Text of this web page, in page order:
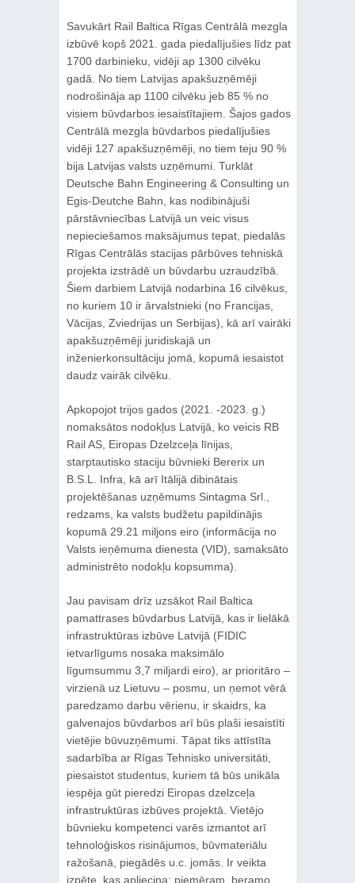
Savukārt Rail Baltica Rīgas Centrālā mezgla
izbūvē kopš 2021. gada piedalījušies līdz pat
1700 darbinieku, vidēji ap 1300 cilvēku
gadā. No tiem Latvijas apakšuzņēmēji
nodrošināja ap 1100 cilvēku jeb 85 % no
visiem būvdarbos iesaistītajiem. Šajos gados
Centrālā mezgla būvdarbos piedalījušies
vidēji 127 apakšuzņēmēji, no tiem teju 90 %
bija Latvijas valsts uzņēmumi. Turklāt
Deutsche Bahn Engineering & Consulting un
Egis-Deutche Bahn, kas nodibinājuši
pārstāvniecības Latvijā un veic visus
nepieciešamos maksājumus tepat, piedalās
Rīgas Centrālās stacijas pārbūves tehniskā
projekta izstrādē un būvdarbu uzraudzībā.
Šiem darbiem Latvijā nodarbina 16 cilvēkus,
no kuriem 10 ir ārvalstnieki (no Francijas,
Vācijas, Zviedrijas un Serbijas), kā arī vairāki
apakšuzņēmēji juridiskajā un
inženierkonsultāciju jomā, kopumā iesaistot
daudz vairāk cilvēku.
Apkopojot trijos gados (2021. -2023. g.)
nomaksātos nodokļus Latvijā, ko veicis RB
Rail AS, Eiropas Dzelzceļa līnijas,
starptautisko staciju būvnieki Bererix un
B.S.L. Infra, kā arī Itālijā dibinātais
projektēšanas uzņēmums Sintagma Srl.,
redzams, ka valsts budžetu papildinājis
kopumā 29.21 miljons eiro (informācija no
Valsts ieņēmuma dienesta (VID), samaksāto
administrēto nodokļu kopsumma).
Jau pavisam drīz uzsākot Rail Baltica
pamattrases būvdarbus Latvijā, kas ir lielākā
infrastruktūras izbūve Latvijā (FIDIC
ietvarlīgums nosaka maksimālo
līgumsummu 3,7 miljardi eiro), ar prioritāro –
virzienā uz Lietuvu – posmu, un ņemot vērā
paredzamo darbu vērienu, ir skaidrs, ka
galvenajos būvdarbos arī būs plaši iesaistīti
vietējie būvuzņēmumi. Tāpat tiks attīstīta
sadarbība ar Rīgas Tehnisko universitāti,
piesaistot studentus, kuriem tā būs unikāla
iespēja gūt pieredzi Eiropas dzelzceļa
infrastruktūras izbūves projektā. Vietējo
būvnieku kompetenci varēs izmantot arī
tehnoloģiskos risinājumos, būvmateriālu
ražošanā, piegādēs u.c. jomās. Ir veikta
izpēte, kas apliecina: piemēram, beramo